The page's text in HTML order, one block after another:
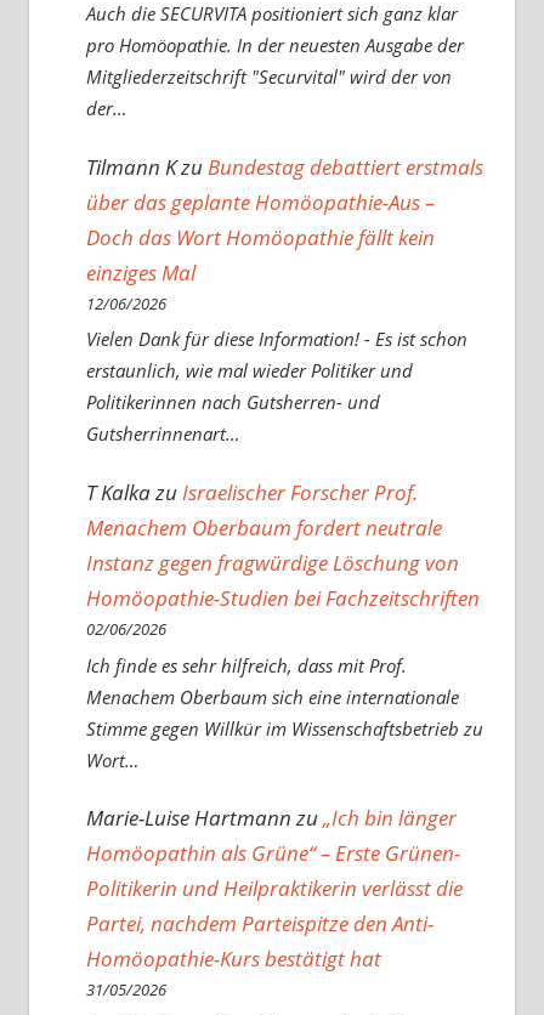
Auch die SECURVITA positioniert sich ganz klar
pro Homöopathie. In der neuesten Ausgabe der
Mitgliederzeitschrift "Securvital" wird der von
der…
Tilmann KzuBundestag debattiert erstmals
über das geplante Homöopathie-Aus –
Doch das Wort Homöopathie fällt kein
einziges Mal
12/06/2026
Vielen Dank für diese Information! - Es ist schon
erstaunlich, wie mal wieder Politiker und
Politikerinnen nach Gutsherren- und
Gutsherrinnenart…
T KalkazuIsraelischer Forscher Prof.
Menachem Oberbaum fordert neutrale
Instanz gegen fragwürdige Löschung von
Homöopathie-Studien bei Fachzeitschriften
02/06/2026
Ich finde es sehr hilfreich, dass mit Prof.
Menachem Oberbaum sich eine internationale
Stimme gegen Willkür im Wissenschaftsbetrieb zu
Wort…
Marie-Luise Hartmannzu„Ich bin länger
Homöopathin als Grüne“ – Erste Grünen-
Politikerin und Heilpraktikerin verlässt die
Partei, nachdem Parteispitze den Anti-
Homöopathie-Kurs bestätigt hat
31/05/2026